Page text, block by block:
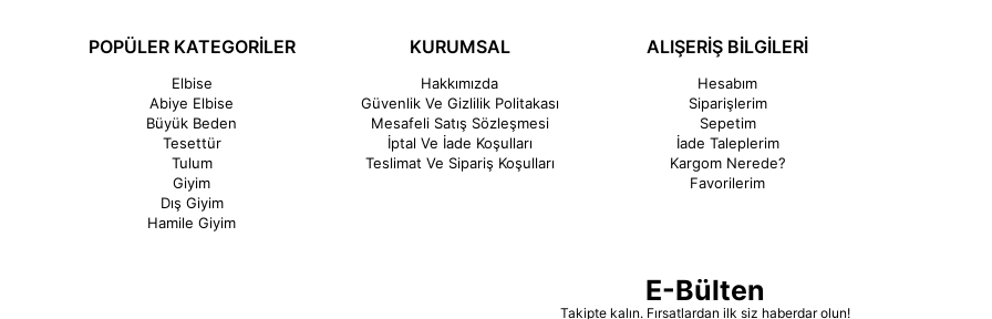
POPÜLER KATEGORİLER
Elbise
Abiye Elbise
Büyük Beden
Tesettür
Tulum
Giyim
Dış Giyim
Hamile Giyim
KURUMSAL
Hakkımızda
Güvenlik Ve Gizlilik Politakası
Mesafeli Satış Sözleşmesi
İptal Ve İade Koşulları
Teslimat Ve Sipariş Koşulları
ALIŞERİŞ BİLGİLERİ
Hesabım
Siparişlerim
Sepetim
İade Taleplerim
Kargom Nerede?
Favorilerim
E-Bülten
Takipte kalın. Fırsatlardan ilk siz haberdar olun!